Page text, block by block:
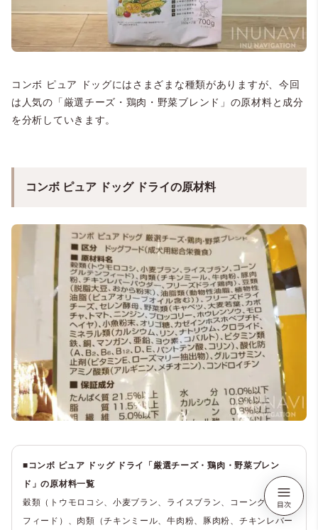
コンボ ピュア ドッグにはさまざまな種類がありますが、今回
は人気の「厳選チーズ・鶏肉・野菜ブレンド」の原材料と成分
を分析していきます。
コンボ ピュア ドッグ ドライの原材料
■コンボ ピュア ドッグ ドライ「厳選チーズ・鶏肉・野菜ブレン
ド」の原材料一覧
穀類（トウモロコシ、小麦ブラン、ライスブラン、コーングルテン
フィード）、肉類（チキンミール、牛肉粉、豚肉粉、チキンレバー